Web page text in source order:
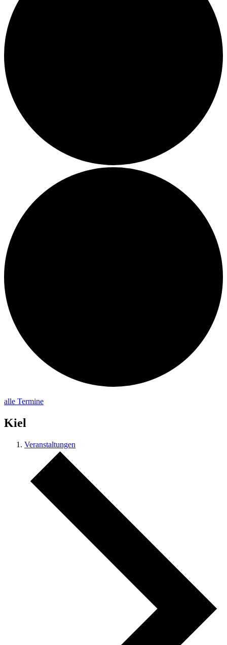
alle Termine
Kiel
Veranstaltungen